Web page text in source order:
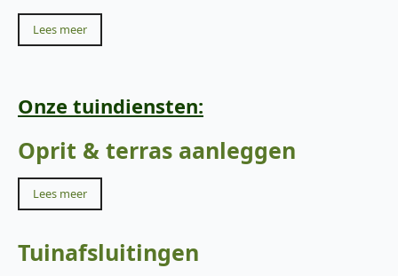
Lees meer
Onze tuindiensten:
Oprit & terras aanleggen
Lees meer
Tuinafsluitingen